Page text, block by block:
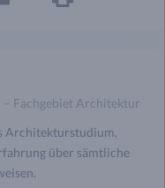
Fachgebiet Architektur
Architekturstudium,
über sämtliche